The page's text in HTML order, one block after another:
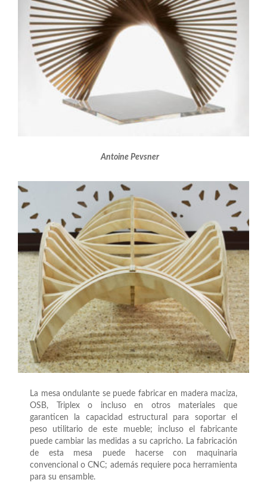
Antoine Pevsner
La mesa ondulante se puede fabricar en madera maciza,
OSB, Triplex o incluso en otros materiales que
garanticen la capacidad estructural para soportar el
peso utilitario de este mueble; incluso el fabricante
puede cambiar las medidas a su capricho. La fabricación
de esta mesa puede hacerse con maquinaria
convencional o CNC; además requiere poca herramienta
para su ensamble.